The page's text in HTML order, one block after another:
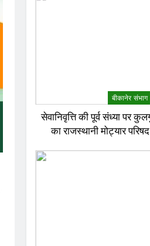
बीकानेर संभाग
सेवानिवृत्ति की पूर्व संध्या पर
का राजस्थानी मोट्यार